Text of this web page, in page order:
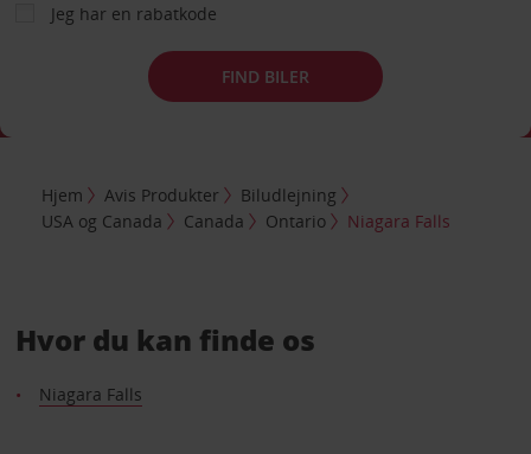
Jeg har en rabatkode
FIND BILER
Hjem Avis Produkter
Biludlejning
USA og Canada
Canada Ontario Niagara Falls
Hvor du kan finde os
Niagara Falls